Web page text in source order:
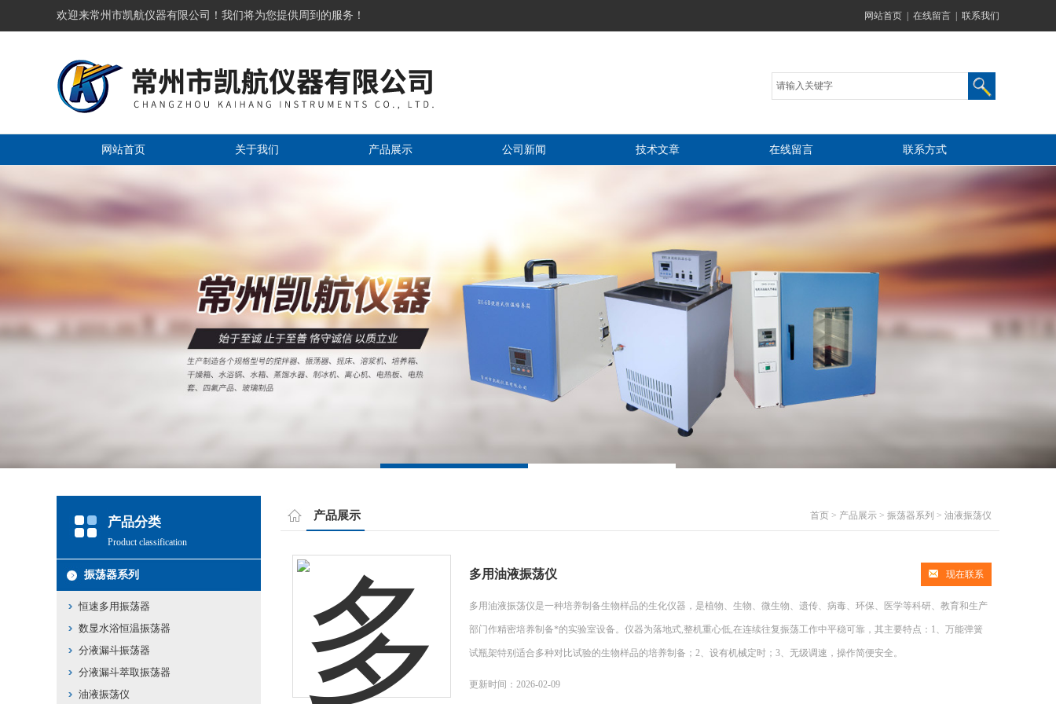
欢迎来常州市凯航仪器有限公司！我们将为您提供周到的服务！ 网站首页 在线留言 联系我们
网站首页 关于我们 产品展示 公司新闻 技术文章 在线留言 联系方式
产品分类
Product classification
振荡器系列
恒速多用振荡器
数显水浴恒温振荡器
分液漏斗振荡器
分液漏斗萃取振荡器
油液振荡仪
产品展示 首页 > 产品展示 > 振荡器系列 > 油液振荡仪
现在联系
多用油液振荡仪
多用油液振荡仪是一种培养制备生物样品的生化仪器，是植物、生物、微生物、遗传、病毒、环保、医学等科研、教育和生产
部门作精密培养制备*的实验室设备。仪器为落地式,整机重心低,在连续往复振荡工作中平稳可靠，其主要特点：1、万能弹簧
试瓶架特别适合多种对比试验的生物样品的培养制备；2、设有机械定时；3、无级调速，操作简便安全。
更新时间：2026-02-09